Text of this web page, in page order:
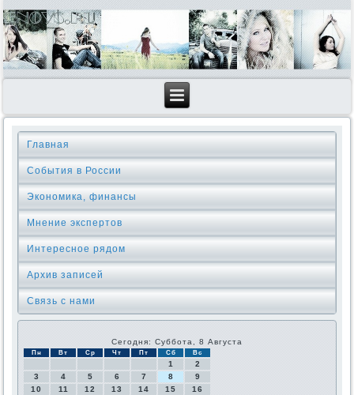
Главная
События в России
Экономика, финансы
Мнение экспертов
Интересное рядом
Архив записей
Связь с нами
Сегодня: Суббота, 8 Августа
Пн Вт Ср Чт Пт Сб Вс
1
2
3
4 5 6 7 8
9
10
11 12 13 14 15
16